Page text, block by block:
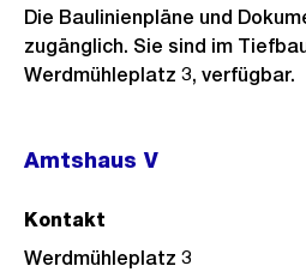
Die Baulinienpläne und
zugänglich. Sie sind im
Werdmühleplatz 3, verfügbar.
Amtshaus V
Kontakt
Werdmühleplatz 3